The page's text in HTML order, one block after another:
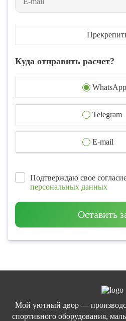
Куда отправить расчет?
WhatsApp
Telegram
E-mail
Подтверждаю свое
персональных данных
Оставить
Мой уютный двор —
спортивного оборудования,